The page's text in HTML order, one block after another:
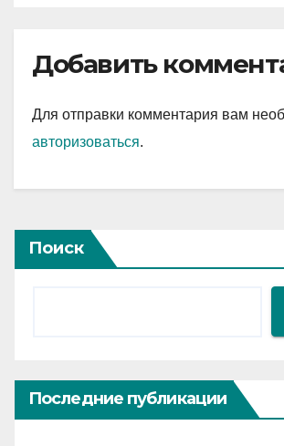
Добавить
Для отправки комментария вам
авторизоваться.
Поиск
Последние публикации